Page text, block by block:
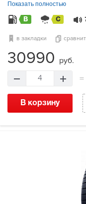
Показать полностью
B C
в закладки
30990 руб.
4 =
В корзину